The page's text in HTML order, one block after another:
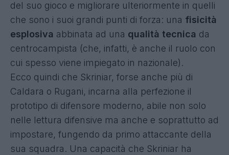
del suo gioco e migliorare ulteriormente in quelli
che sono i suoi grandi punti di forza: una fisicità
esplosiva abbinata ad una qualità tecnica da
centrocampista (che, infatti, è anche il ruolo con
cui spesso viene impiegato in nazionale).
Ecco quindi che Skriniar, forse anche più di
Caldara o Rugani, incarna alla perfezione il
prototipo di difensore moderno, abile non solo
nelle lettura difensive ma anche e soprattutto ad
impostare, fungendo da primo attaccante della
sua squadra. Una capacità che Skriniar ha